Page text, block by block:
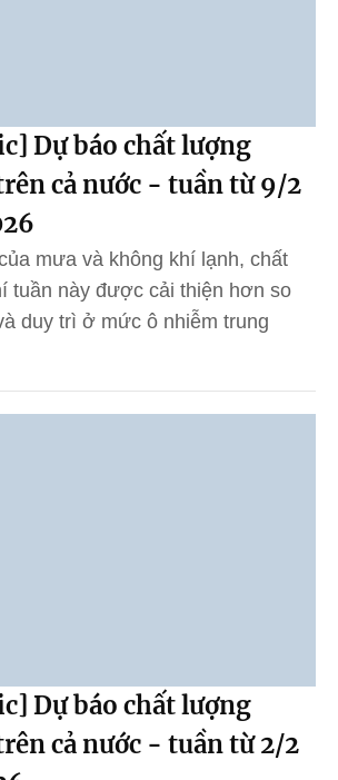
Dự báo chất lượng
cả nước - tuần từ 9/2
mưa và không khí lạnh, chất
tuần này được cải thiện hơn so
duy trì ở mức ô nhiễm trung
Dự báo chất lượng
cả nước - tuần từ 2/2